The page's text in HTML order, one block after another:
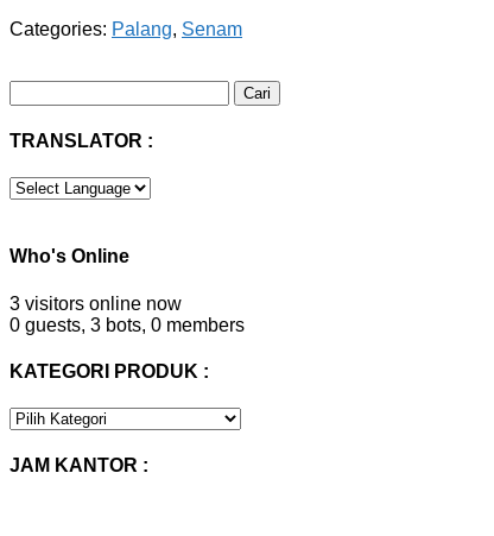
Categories: Palang, Senam
untuk:
TRANSLATOR :
Who's Online
3 visitors online now
0 guests, 3 bots, 0 members
KATEGORI PRODUK :
KATEGORI
JAM KANTOR :